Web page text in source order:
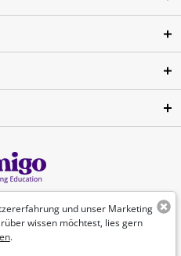
und unser Marketing
wissen möchtest, lies gern
.2026